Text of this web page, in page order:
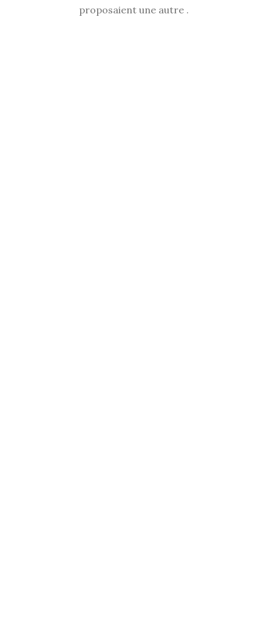
proposaient une autre .